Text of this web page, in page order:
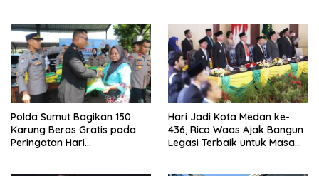
Polda Sumut Bagikan 150
Karung Beras Gratis pada
Peringatan Hari
Hari Jadi Kota Medan ke-
436, Rico Waas Ajak Bangun
Legasi Terbaik untuk Masa